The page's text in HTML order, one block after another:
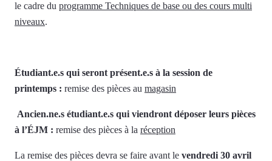
le cadre du programme Techniques de base ou des cours multi
niveaux.
Étudiant.e.s qui seront présent.e.s à la session de
printemps : remise des pièces au magasin
Ancien.ne.s étudiant.e.s qui viendront déposer leurs pièces
à l’ÉJM : remise des pièces à la réception
La remise des pièces devra se faire avant le vendredi 30 avril